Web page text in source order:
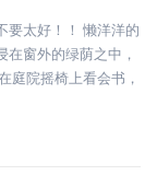
要太好！！ 懒洋洋的
窗外的绿荫之中，
庭院摇椅上看会书，